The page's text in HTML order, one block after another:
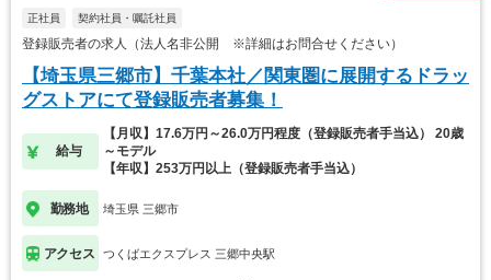
正社員 契約社員・嘱託社員
登録販売者の求人（法人名非公開 ※詳細はお問合せください）
【埼玉県三郷市】千葉本社／関東圏に展開するドラッ
グストアにて登録販売者募集！
給与
【月収】17.6万円～26.0万円程度（登録販売者手当込） 20歳
～モデル
【年収】253万円以上（登録販売者手当込）
勤務地 埼玉県 三郷市
アクセス つくばエクスプレス 三郷中央駅